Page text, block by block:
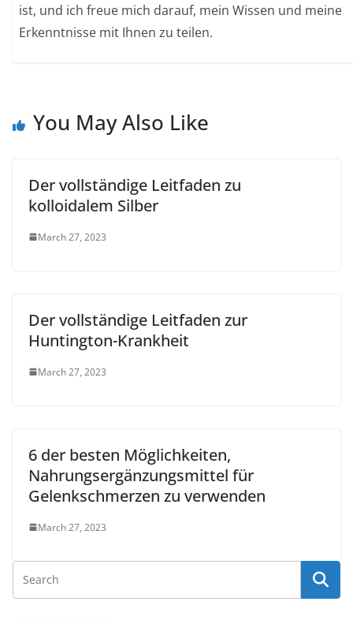
ist, und ich freue mich darauf, mein Wissen und meine
Erkenntnisse mit Ihnen zu teilen.
You May Also Like
Der vollständige Leitfaden zu
kolloidalem Silber
March 27, 2023
Der vollständige Leitfaden zur
Huntington-Krankheit
March 27, 2023
6 der besten Möglichkeiten,
Nahrungsergänzungsmittel für
Gelenkschmerzen zu verwenden
March 27, 2023